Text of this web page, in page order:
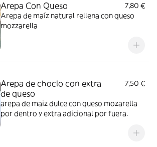
Arepa Con Queso
7,80 €
Arepa de maíz natural rellena con queso
mozzarella
Arepa de choclo con extra
de queso
7,50 €
arepa de maiz dulce con queso mozarella
por dentro y extra adicional por fuera.